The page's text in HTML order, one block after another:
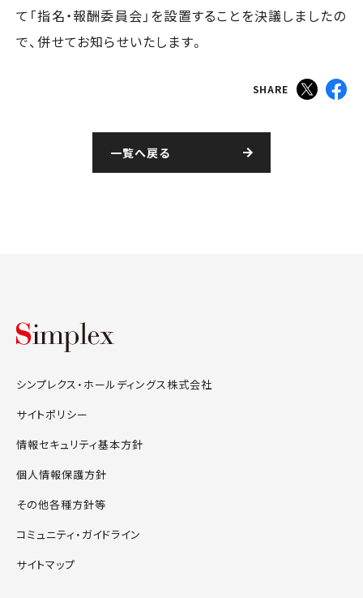
て「指名・報酬委員会」を設置することを決議しましたの
で、併せてお知らせいたします。
SHARE
一覧へ戻る
シンプレクス・ホールディングス株式会社
サイトポリシー
情報セキュリティ基本方針
個人情報保護方針
その他各種方針等
コミュニティ・ガイドライン
サイトマップ